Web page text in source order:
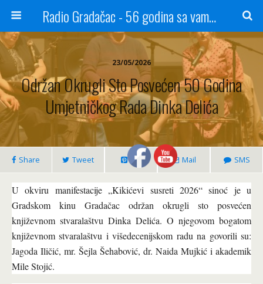
Radio Gradačac - 56 godina sa vama...
23/05/2026
Održan Okrugli Sto Posvećen 50 Godina
Umjetničkog Rada Dinka Delića
Share Tweet Pin Mail SMS
U okviru manifestacije „Kikićevi susreti 2026“ sinoć je u
Gradskom kinu Gradačac održan okrugli sto posvećen
književnom stvaralaštvu Dinka Delića. O njegovom bogatom
književnom stvaralaštvu i višedecenijskom radu na govorili su:
Jagoda Iličić, mr. Šejla Šehabović, dr. Naida Mujkić i akademik
Mile Stojić.